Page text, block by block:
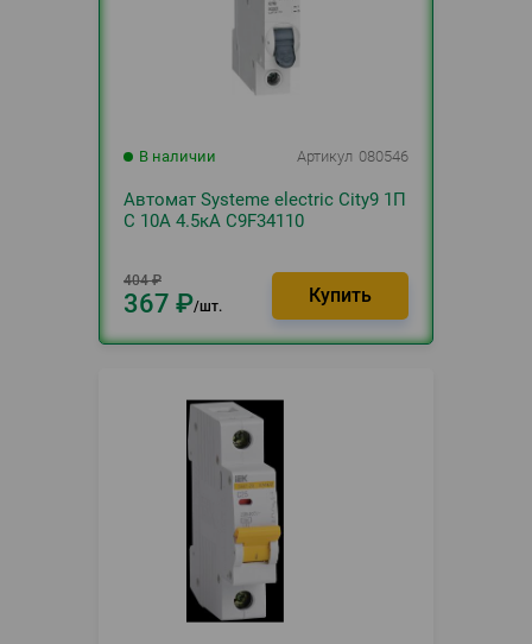
В наличии Артикул 080546
Автомат Systeme electric City9 1П
C 10А 4.5кА C9F34110
404 ₽
367 ₽ шт.